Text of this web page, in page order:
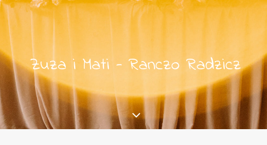
Zuza i Mati - Ranczo Radzicz